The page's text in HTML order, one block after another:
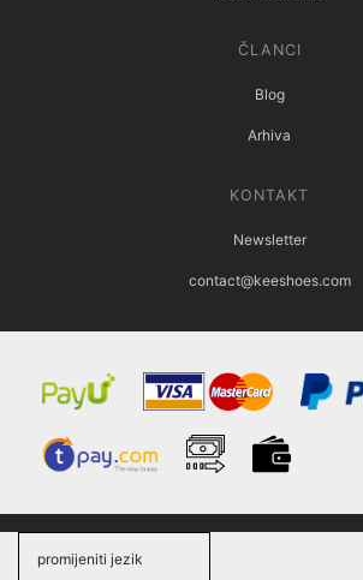
ČLANCI
Blog
Arhiva
KONTAKT
Newsletter
contact@keeshoes.com
promijeniti jezik